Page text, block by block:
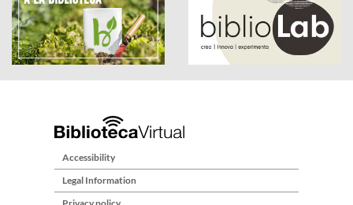
Accessibility
Legal Information